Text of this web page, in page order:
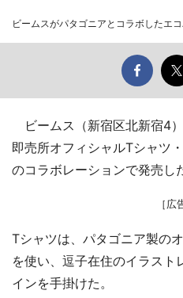
ビームスがパタゴニアとコラボしたエ
ビームス（新宿区北新宿4
即売所オフィシャルTシャツ
のコラボレーションで発売し
［広
Tシャツは、パタゴニア製の
を使い、逗子在住のイラス
インを手掛けた。